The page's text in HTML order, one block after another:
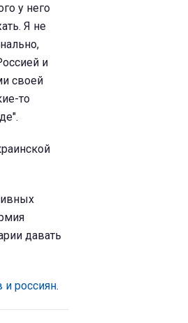
у него
Я не
и
своей
то
давать
и россиян.